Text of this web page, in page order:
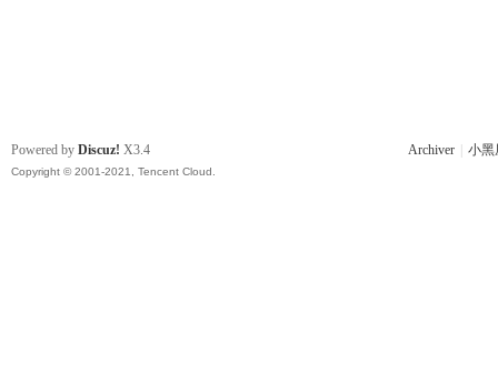
Archiver 小黑
Powered by Discuz! X3.4
Copyright © 2001-2021, Tencent Cloud.